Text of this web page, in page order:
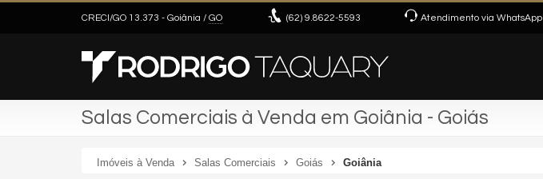
CRECI/GO 13.373 - Goiânia / GO (62) 9.8622-5593 Atendimento via WhatsApp
Salas Comerciais à Venda em Goiânia - Goiás
Imóveis à Venda Salas Comerciais Goiás Goiânia